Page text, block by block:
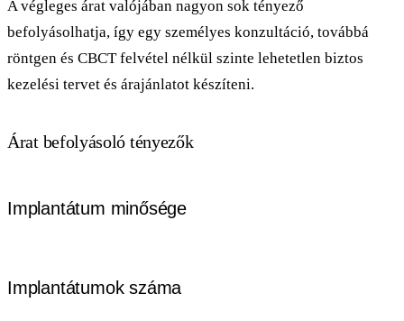
A végleges árat valójában nagyon sok tényező
befolyásolhatja, így egy személyes konzultáció, továbbá
röntgen és CBCT felvétel nélkül szinte lehetetlen biztos
kezelési tervet és árajánlatot készíteni.
Árat befolyásoló tényezők
Implantátum minősége
minőségben és ezzel párhuzamosan különböző áron kínálják
Implantátumok száma